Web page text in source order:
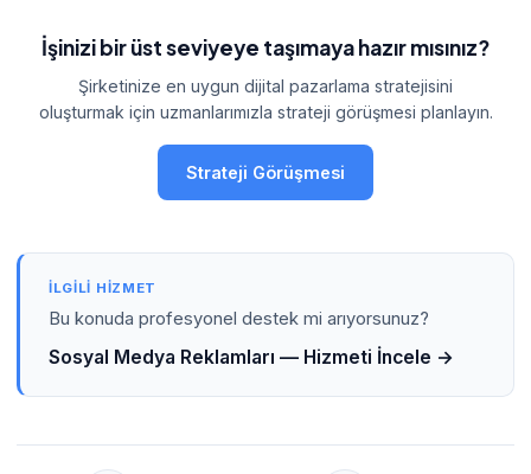
İşinizi bir üst seviyeye taşımaya hazır mısınız?
Şirketinize en uygun dijital pazarlama stratejisini
oluşturmak için uzmanlarımızla strateji görüşmesi planlayın.
Strateji Görüşmesi
İLGILI HIZMET
Bu konuda profesyonel destek mi arıyorsunuz?
Sosyal Medya Reklamları — Hizmeti İncele →